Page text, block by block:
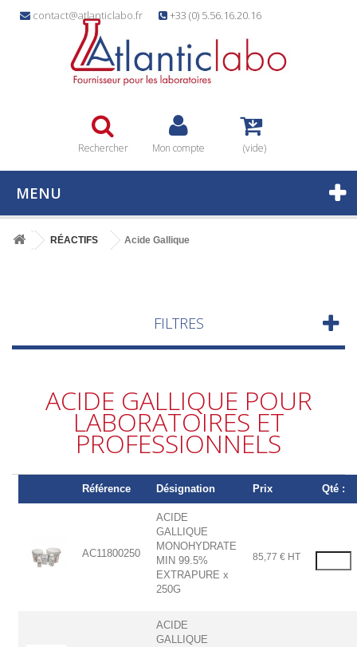
contact@atlanticlabo.fr +33 (0) 5.56.16.20.16
Rechercher Mon compte (vide)
MENU
RÉACTIFS Acide Gallique
FILTRES
ACIDE GALLIQUE POUR
LABORATOIRES ET
PROFESSIONNELS
Référence Désignation Prix Qté :
AC11800250
ACIDE
GALLIQUE
MONOHYDRATE
MIN 99.5%
EXTRAPURE x
250G
85,77 € HT
ACIDE
GALLIQUE